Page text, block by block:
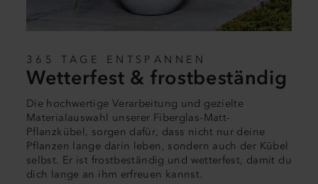
365 TAGE ENTSPANNEN
Wetterfest & frostbeständig
Die hochwertige Verarbeitung und gezielte
Materialauswahl unserer Fiberglas-Matt-
Pflanzkübel, sorgen dafür, dass nicht nur deine
Pflanzen lange darin leben, sondern auch der Kübel
selbst. Er ist frostbeständig und wetterfest, damit du
dich lange an ihm erfreuen kannst.